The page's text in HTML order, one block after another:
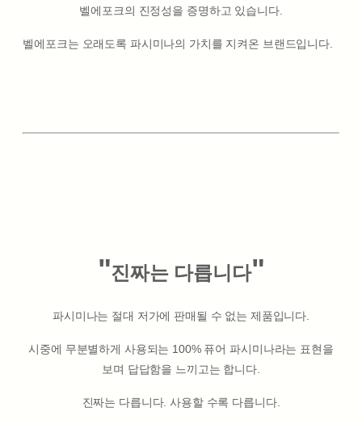
벨에포크의 진정성을 증명하고 있습니다.
벨에포크는 오래도록 파시미나의 가치를 지켜온 브랜드입니다.
"진짜는 다릅니다"
파시미나는 절대 저가에 판매될 수 없는 제품입니다.
시중에 무분별하게 사용되는 100% 퓨어 파시미나라는 표현을
보며 답답함을 느끼고는 합니다.
진짜는 다릅니다. 사용할 수록 다릅니다.